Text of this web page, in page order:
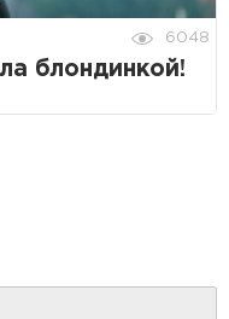
6048
блондинкой!